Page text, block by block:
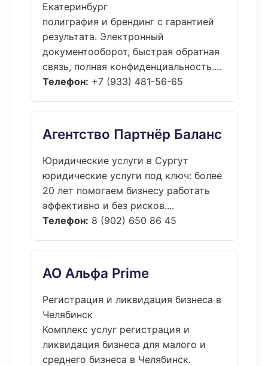
Екатеринбург
полиграфия и брендинг с гарантией
результата. Электронный
документооборот, быстрая обратная
связь, полная конфиденциальность....
Телефон: +7 (933) 481-56-65
Агентство Партнёр Баланс
Юридические услуги в Сургут
юридические услуги под ключ: более
20 лет помогаем бизнесу работать
эффективно и без рисков....
Телефон: 8 (902) 650 86 45
АО Альфа Prime
Регистрация и ликвидация бизнеса в
Челябинск
Комплекс услуг регистрация и
ликвидация бизнеса для малого и
среднего бизнеса в Челябинск.